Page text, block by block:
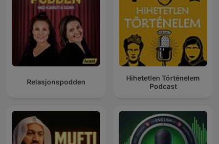
Relasjonspodden
Hihetetlen Történelem
Podcast